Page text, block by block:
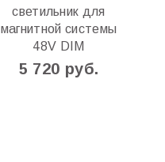
cветильник для
магнитной системы
48V DIM
5 720 руб.